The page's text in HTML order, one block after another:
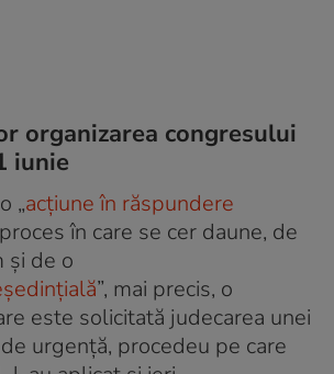
organizarea congresului
iunie
„acțiune în răspundere
în care se cer daune, de
și de o
”, mai precis, o
este solicitată judecarea unei
urgență, procedeu pe care